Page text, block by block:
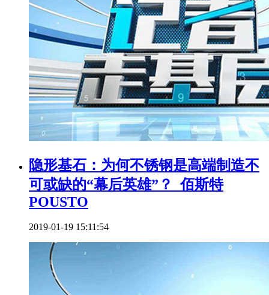
隐形基石：为何不锈钢是高端制造不
可或缺的“幕后英雄”？_佰斯特
POUSTO
2019-01-19 15:11:54